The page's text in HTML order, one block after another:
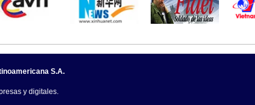
S.A.
y digitales.